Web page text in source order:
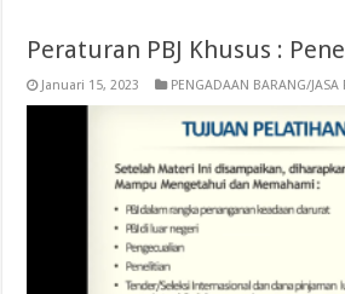
Peraturan PBJ Khusus :
Januari 15, 2023 PENGADAAN BARANG/JASA